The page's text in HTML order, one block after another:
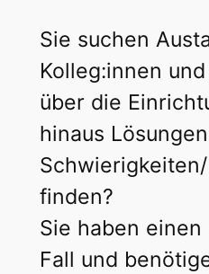
Sie suchen
Kolleg:innen
über die
hinaus
finden?
Sie haben
Fall und